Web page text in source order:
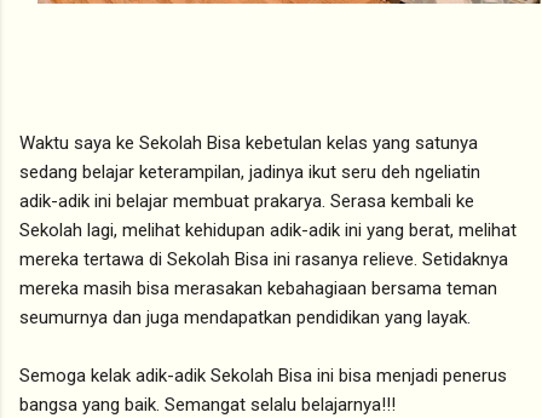
Waktu saya ke Sekolah Bisa kebetulan kelas yang satunya
sedang belajar keterampilan, jadinya ikut seru deh ngeliatin
adik-adik ini belajar membuat prakarya. Serasa kembali ke
Sekolah lagi, melihat kehidupan adik-adik ini yang berat, melihat
mereka tertawa di Sekolah Bisa ini rasanya relieve. Setidaknya
mereka masih bisa merasakan kebahagiaan bersama teman
seumurnya dan juga mendapatkan pendidikan yang layak.
Semoga kelak adik-adik Sekolah Bisa ini bisa menjadi penerus
bangsa yang baik. Semangat selalu belajarnya!!!